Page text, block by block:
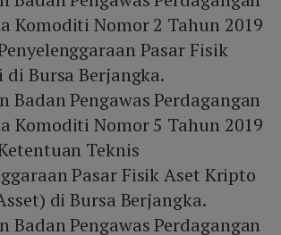
Komoditi Nomor 2 Tahun 2019
Pasar Fisik
Bursa Berjangka.
Badan Pengawas Perdagangan
Komoditi Nomor 5 Tahun 2019
Teknis
Pasar Fisik Aset Kripto
di Bursa Berjangka.
Badan Pengawas Perdagangan